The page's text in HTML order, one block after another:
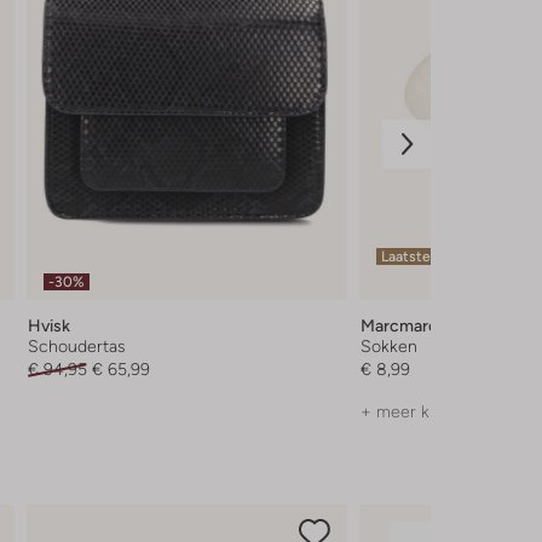
-30%
Hvisk
Schoudertas
€ 94,95 € 65,99
Laatste items
Marcmarcs
Sokken
€ 8,99
+ meer kleuren